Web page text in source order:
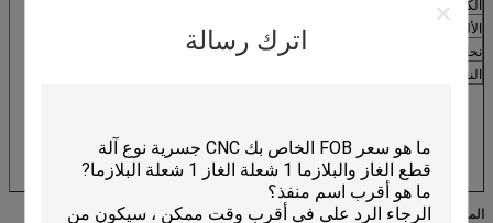
اترك رسالة
الكربون الصلب (O2)
الألومنيوم (N2)
نحاس (n2)
النحاس (O2)
المكونات الرئيسية: